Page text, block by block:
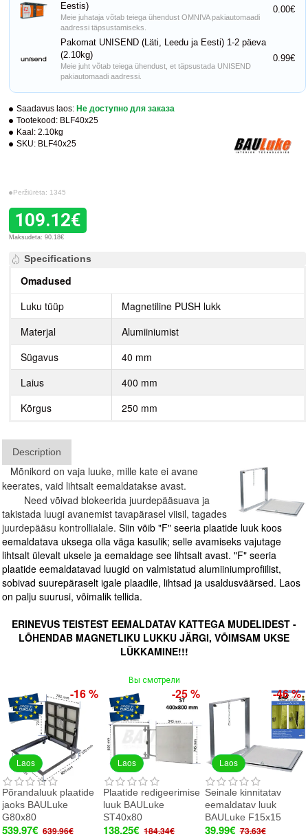
Saadavus laos: Не доступно для заказа
Tootekood: BLF40x25
Kaal: 2.10kg
SKU: BLF40x25
Peržiūrėta: 1345
109.12€
Maksudeta: 90.18€
Eestis)
Meie juhataja võtab teiega ühendust OMNIVA pakiautomaadi
aadressi täpsustamiseks.
0.00€
Pakomat UNISEND (Läti, Leedu ja Eesti) 1-2 päeva
(2.10kg)
Meie juht võtab teiega ühendust, et täpsustada UNISEND
pakiautomaadi aadressi.
0.99€
Specifications
Omadused
Luku tüüp
Magnetiline PUSH lukk
Materjal
Alumiiniumist
Sügavus
40 mm
Laius
400 mm
Kõrgus
250 mm
Description
Mõnikord on vaja luuke, mille kate ei avane
keerates, vaid lihtsalt eemaldatakse avast.
Need võivad blokeerida juurdepääsuava ja
takistada luugi avanemist tavapärasel viisil, tagades
juurdepääsu kontrollialale. Siin võib "F" seeria plaatide luuk koos
eemaldatava uksega olla väga kasulik; selle avamiseks vajutage
lihtsalt ülevalt uksele ja eemaldage see lihtsalt avast. "F" seeria
plaatide eemaldatavad luugid on valmistatud alumiiniumprofiilist,
sobivad suurepäraselt igale plaadile, lihtsad ja usaldusväärsed. Laos
on palju suurusi, võimalik tellida.
ERINEVUS TEISTEST EEMALDATAV KATTEGA MUDELIDEST -
LÕHENDAB MAGNETLIKU LUKKU JÄRGI, VÕIMSAM UKSE
LÜKKAMINE!!!
Вы смотрели
Laos
-16 %
Põrandaluuk plaatide
jaoks BAULuke
G80x80
539.97€ 639.96€
Laos
-25 %
Plaatide redigeerimise
luuk BAULuke
ST40x80
138.25€ 184.34€
Laos
-46 %
Seinale kinnitatav
eemaldatav luuk
BAULuke F15x15
39.99€ 73.63€